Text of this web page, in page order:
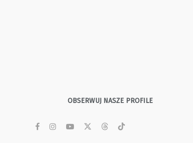
OBSERWUJ NASZE PROFILE